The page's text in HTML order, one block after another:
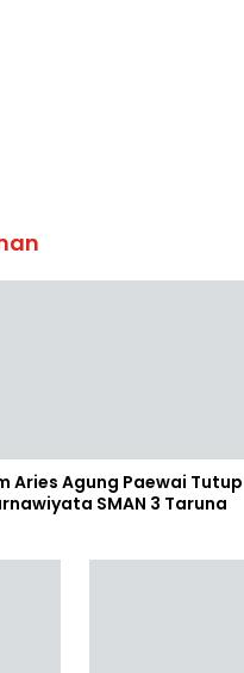
Aries Agung Paewai Tutup
SMAN 3 Taruna